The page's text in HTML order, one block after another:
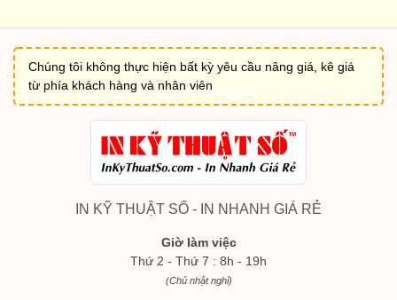
Chúng tôi không thực hiện bất kỳ yêu cầu nâng giá, kê giá
từ phía khách hàng và nhân viên
IN KỸ THUẬT SỐ - IN NHANH GIÁ RẺ
Giờ làm việc
Thứ 2 - Thứ 7 : 8h - 19h
(Chủ nhật nghỉ)